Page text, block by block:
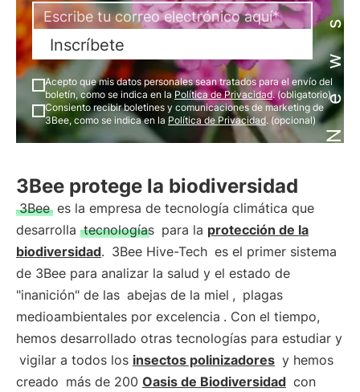
Inscríbete
Acepto que mis datos personales sean tratados para el envío del
boletín, como se indica en la Política de Privacidad. (obligatorio)
Consiento recibir boletines y comunicaciones de marketing de
3Bee, como se indica en la Política de Privacidad. (opcional)
3Bee protege la biodiversidad
3Bee es la empresa de tecnología climática que
desarrolla tecnologías para la protección de la
biodiversidad. 3Bee Hive-Tech es el primer sistema
de 3Bee para analizar la salud y el estado de
"inanición" de las abejas de la miel , plagas
medioambientales por excelencia . Con el tiempo,
hemos desarrollado otras tecnologías para estudiar y
vigilar a todos los insectos polinizadores y hemos
creado más de 200 Oasis de Biodiversidad con